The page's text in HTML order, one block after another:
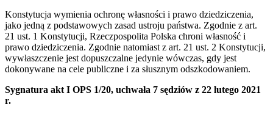
Konstytucja wymienia ochronę własności i prawo dziedziczenia,
jako jedną z podstawowych zasad ustroju państwa. Zgodnie z art.
21 ust. 1 Konstytucji, Rzeczpospolita Polska chroni własność i
prawo dziedziczenia. Zgodnie natomiast z art. 21 ust. 2 Konstytucji,
wywłaszczenie jest dopuszczalne jedynie wówczas, gdy jest
dokonywane na cele publiczne i za słusznym odszkodowaniem.
Sygnatura akt I OPS 1/20, uchwała 7 sędziów z 22 lutego 2021
r.